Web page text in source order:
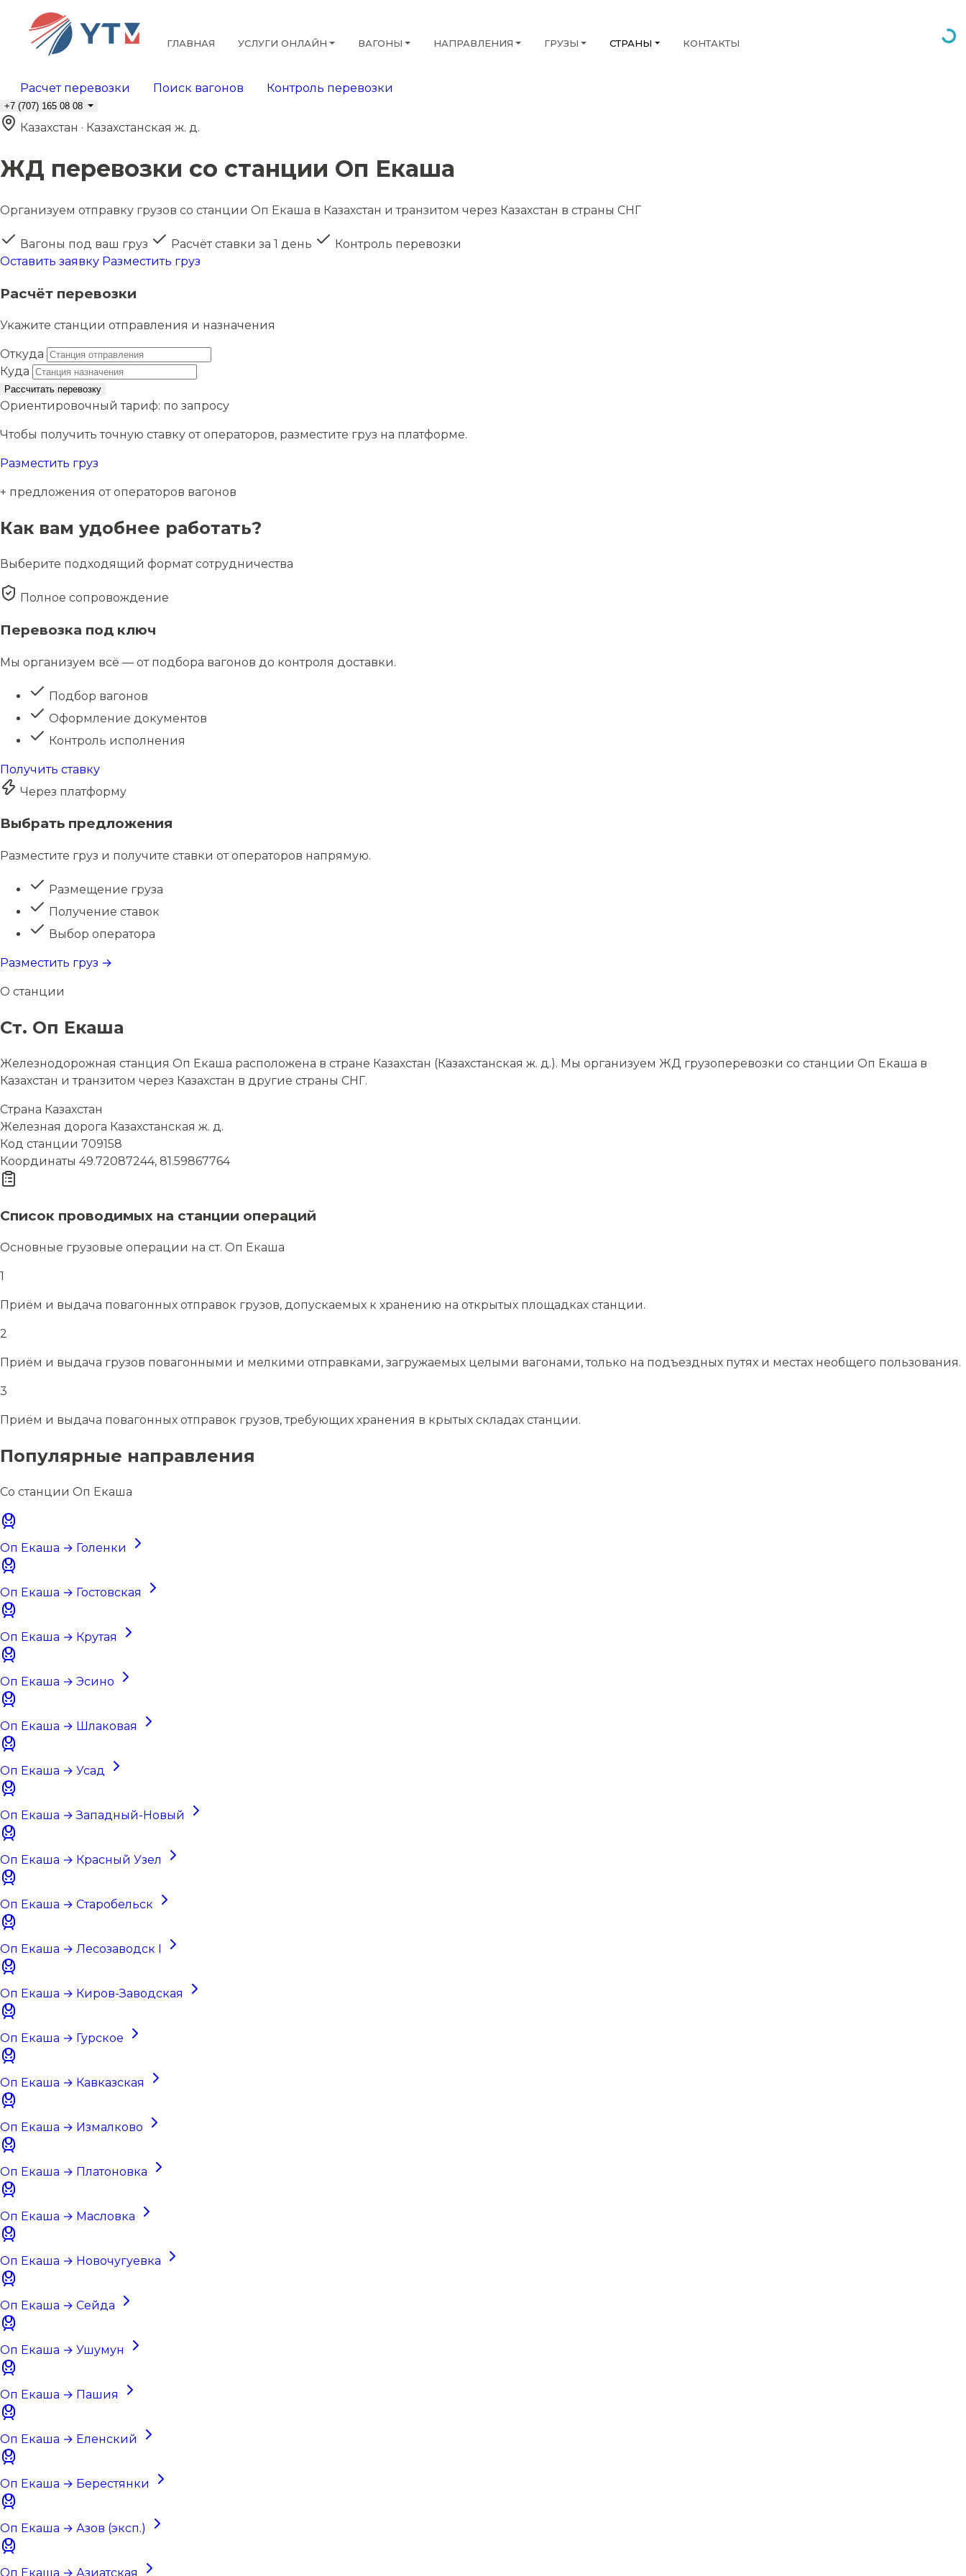
ГЛАВНАЯ УСЛУГИ ОНЛАЙН ВАГОНЫ НАПРАВЛЕНИЯ ГРУЗЫ СТРАНЫ КОНТАКТЫ
Расчет перевозки Поиск вагонов Контроль перевозки
+7 (707) 165 08 08
Казахстан · Казахстанская ж. д.
ЖД перевозки со станции Оп Екаша
Организуем отправку грузов со станции Оп Екаша в Казахстан и транзитом через Казахстан в страны СНГ
Вагоны под ваш груз Расчёт ставки за 1 день
Контроль перевозки
Оставить заявку Разместить груз
Расчёт перевозки
Укажите станции отправления и назначения
Откуда
Куда
Рассчитать перевозку
Ориентировочный тариф: по запросу
Чтобы получить точную ставку от операторов, разместите груз на платформе.
Разместить груз
+ предложения от операторов вагонов
Как вам удобнее работать?
Выберите подходящий формат сотрудничества
Полное сопровождение
Перевозка под ключ
Мы организуем всё — от подбора вагонов до контроля доставки.
Подбор вагонов
Оформление документов
Контроль исполнения
Получить ставку
Через платформу
Выбрать предложения
Разместите груз и получите ставки от операторов напрямую.
Размещение груза
Получение ставок
Выбор оператора
Разместить груз →
О станции
Ст. Оп Екаша
Железнодорожная станция Оп Екаша расположена в стране Казахстан (Казахстанская ж. д.). Мы организуем ЖД грузоперевозки со станции Оп Екаша в
Казахстан и транзитом через Казахстан в другие страны СНГ.
Страна Казахстан
Железная дорога Казахстанская ж. д.
Код станции 709158
Координаты 49.72087244, 81.59867764
Список проводимых на станции операций
Основные грузовые операции на ст. Оп Екаша
1
Приём и выдача повагонных отправок грузов, допускаемых к хранению на открытых площадках станции.
2
Приём и выдача грузов повагонными и мелкими отправками, загружаемых целыми вагонами, только на подъездных путях и местах необщего пользования.
3
Приём и выдача повагонных отправок грузов, требующих хранения в крытых складах станции.
Популярные направления
Со станции Оп Екаша
Оп Екаша → Голенки
Оп Екаша → Гостовская
Оп Екаша → Крутая
Оп Екаша → Эсино
Оп Екаша → Шлаковая
Оп Екаша → Усад
Оп Екаша → Западный-Новый
Оп Екаша → Красный Узел
Оп Екаша → Старобельск
Оп Екаша → Лесозаводск I
Оп Екаша → Киров-Заводская
Оп Екаша → Гурское
Оп Екаша → Кавказская
Оп Екаша → Измалково
Оп Екаша → Платоновка
Оп Екаша → Масловка
Оп Екаша → Новочугуевка
Оп Екаша → Сейда
Оп Екаша → Ушумун
Оп Екаша → Пашия
Оп Екаша → Еленский
Оп Екаша → Берестянки
Оп Екаша → Азов (эксп.)
Оп Екаша → Азиатская